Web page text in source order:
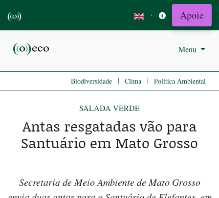
· Apoie
Menu
Biodiversidade | Clima | Politica Ambiental
SALADA VERDE
Antas resgatadas vão para
Santuário em Mato Grosso
Secretaria de Meio Ambiente de Mato Grosso